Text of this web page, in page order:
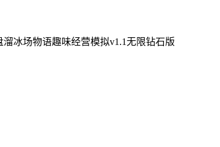
溜冰场物语趣味经营模拟v1.1无限钻石版